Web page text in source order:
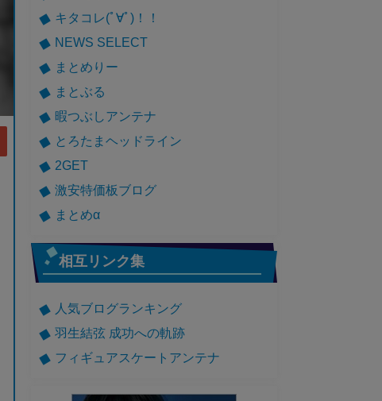
キタコレ(ﾟ∀ﾟ)！！
NEWS SELECT
まとめりー
まとぶる
暇つぶしアンテナ
とろたまヘッドライン
2GET
激安特価板ブログ
まとめα
相互リンク集
人気ブログランキング
羽生結弦 成功への軌跡
フィギュアスケートアンテナ